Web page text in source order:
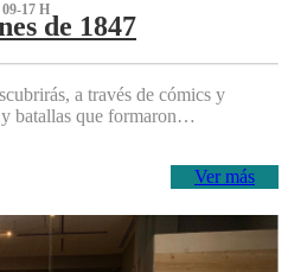
17 H
de 1847
a través de cómics y
batallas que formaron…
Ver más